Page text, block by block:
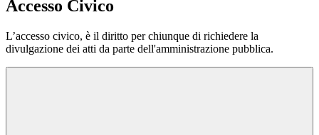
Accesso Civico
L’accesso civico, è il diritto per chiunque di richiedere la
divulgazione dei atti da parte dell'amministrazione pubblica.